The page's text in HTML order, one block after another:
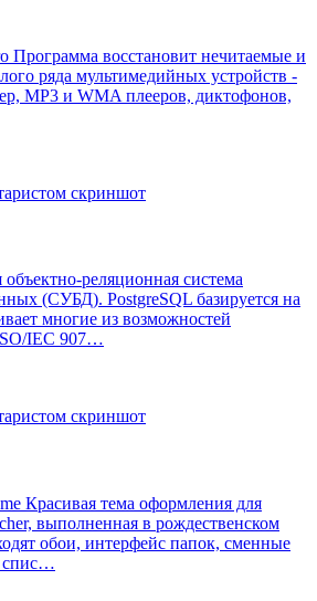
Программа восстановит нечитаемые и
ряда мультимедийных устройств -
MP3 и WMA плееров, диктофонов,
реляционная система
(СУБД). PostgreSQL базируется на
многие из возможностей
IEC 907…
Красивая тема оформления для
выполненная в рождественском
обои, интерфейс папок, сменные
спис…